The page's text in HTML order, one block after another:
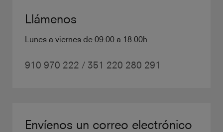
Llámenos
Lunes a viernes de 09:00 a 18:00h
910 970 222 / 351 220 280 291
Envíenos un correo electrónico